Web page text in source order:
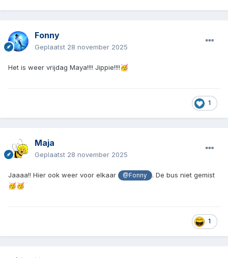
Fonny
Geplaatst 28 november 2025
Het is weer vrijdag Maya!!!! Jippie!!!! 🥳
1
Maja
Geplaatst 28 november 2025
Jaaaa!! Hier ook weer voor elkaar @Fonny . De bus niet gemist
🥳 🥳
1